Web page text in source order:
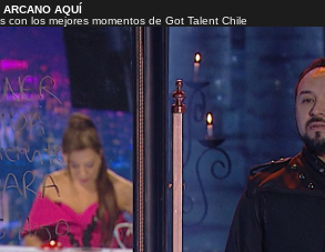
ARCANO AQUÍ
con los mejores momentos de Got Talent Chile